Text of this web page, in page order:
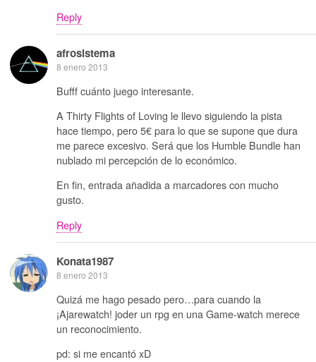
Reply
afrosistema
8 enero 2013
Bufff cuánto juego interesante.
A Thirty Flights of Loving le llevo siguiendo la pista
hace tiempo, pero 5€ para lo que se supone que dura
me parece excesivo. Será que los Humble Bundle han
nublado mi percepción de lo económico.
En fin, entrada añadida a marcadores con mucho
gusto.
Reply
Konata1987
8 enero 2013
Quizá me hago pesado pero…para cuando la
¡Ajarewatch! joder un rpg en una Game-watch merece
un reconocimiento.
pd: si me encantó xD